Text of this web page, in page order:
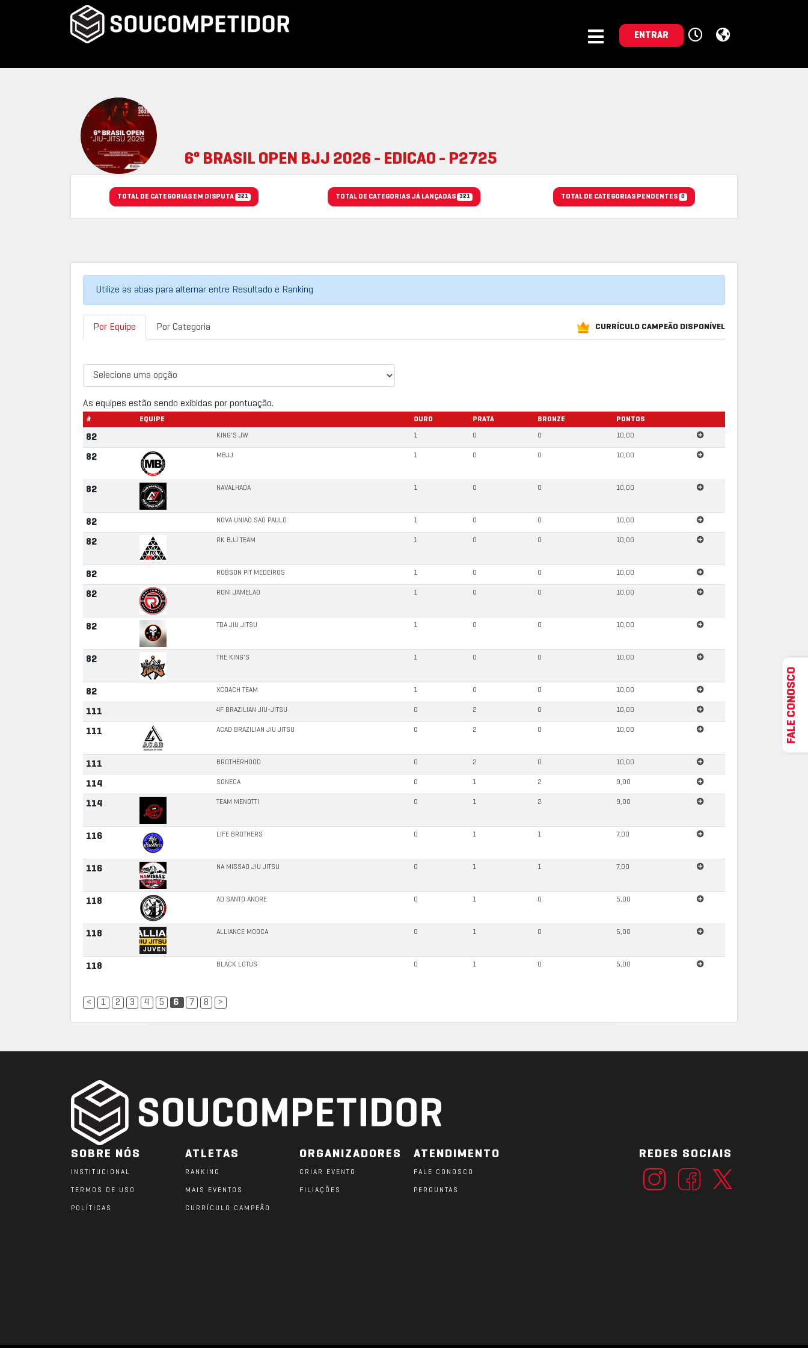
ENTRAR
6º BRASIL OPEN BJJ 2026 - EDICAO - P2725
TOTAL DE CATEGORIAS EM DISPUTA 321 TOTAL DE CATEGORIAS JÁ LANÇADAS 321 TOTAL DE CATEGORIAS PENDENTES 0
Utilize as abas para alternar entre Resultado e Ranking
Por Equipe Por Categoria CURRÍCULO CAMPEÃO DISPONÍVEL
As equipes estão sendo exibidas por pontuação.
# EQUIPE OURO PRATA BRONZE PONTOS
82 KING'S JW 1 0 0 10,00
82 MBJJ 1 0 0 10,00
82 NAVALHADA 1 0 0 10,00
82 NOVA UNIAO SAO PAULO 1 0 0 10,00
82 RK BJJ TEAM 1 0 0 10,00
82 ROBSON PIT MEDEIROS 1 0 0 10,00
82 RONI JAMELAO 1 0 0 10,00
82 TDA JIU JITSU 1 0 0 10,00
82 THE KING'S 1 0 0 10,00
82 XCOACH TEAM 1 0 0 10,00
111 4F BRAZILIAN JIU-JITSU 0 2 0 10,00
111 ACAD BRAZILIAN JIU JITSU 0 2 0 10,00
111 BROTHERHOOD 0 2 0 10,00
114 SONECA 0 1 2 9,00
114 TEAM MENOTTI 0 1 2 9,00
116 LIFE BROTHERS 0 1 1 7,00
116 NA MISSAO JIU JITSU 0 1 1 7,00
118 AD SANTO ANDRE 0 1 0 5,00
118 ALLIANCE MOOCA 0 1 0 5,00
118 BLACK LOTUS 0 1 0 5,00
< 1 2 3 4 5 6 7 8 >
SOBRE NÓS
INSTITUCIONAL
TERMOS DE USO
POLÍTICAS
ATLETAS
RANKING
MAIS EVENTOS
CURRÍCULO CAMPEÃO
ORGANIZADORES
CRIAR EVENTO
FILIAÇÕES
ATENDIMENTO
FALE CONOSCO
PERGUNTAS
REDES SOCIAIS
FALE CONOSCO